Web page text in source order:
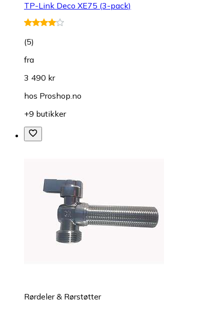
TP-Link Deco XE75 (3-pack)
(5)
fra
3 490 kr
hos Proshop.no
+9 butikker
Rørdeler & Rørstøtter